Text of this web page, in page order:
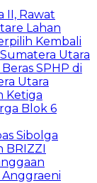
II, Rawat
Lahan
Kembali
Utara
SPHP di
Utara
Ketiga
Blok 6
Sibolga
BRIZZI